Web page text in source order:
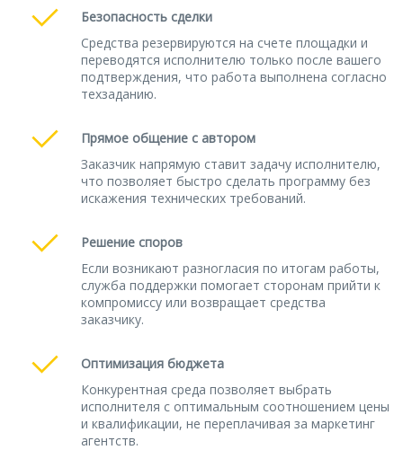
Безопасность сделки
Средства резервируются на счете площадки и
переводятся исполнителю только после вашего
подтверждения, что работа выполнена согласно
техзаданию.
Прямое общение с автором
Заказчик напрямую ставит задачу исполнителю,
что позволяет быстро сделать программу без
искажения технических требований.
Решение споров
Если возникают разногласия по итогам работы,
служба поддержки помогает сторонам прийти к
компромиссу или возвращает средства
заказчику.
Оптимизация бюджета
Конкурентная среда позволяет выбрать
исполнителя с оптимальным соотношением цены
и квалификации, не переплачивая за маркетинг
агентств.